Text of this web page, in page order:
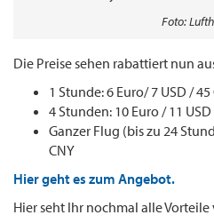
Foto:
Die Preise sehen rabattiert nun
1 Stunde: 6 Euro/ 7 USD / 45
4 Stunden: 10 Euro / 11 USD
Ganzer Flug (bis zu 24
CNY
Hier geht es zum Angebot.
Hier seht Ihr nochmal alle